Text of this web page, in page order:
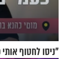
"ניסו לחטוף